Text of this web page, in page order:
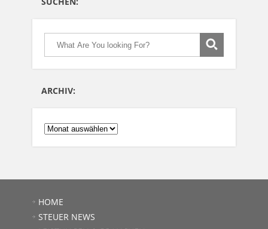
ARCHIV:
ARCHIV:
HOME
STEUER NEWS